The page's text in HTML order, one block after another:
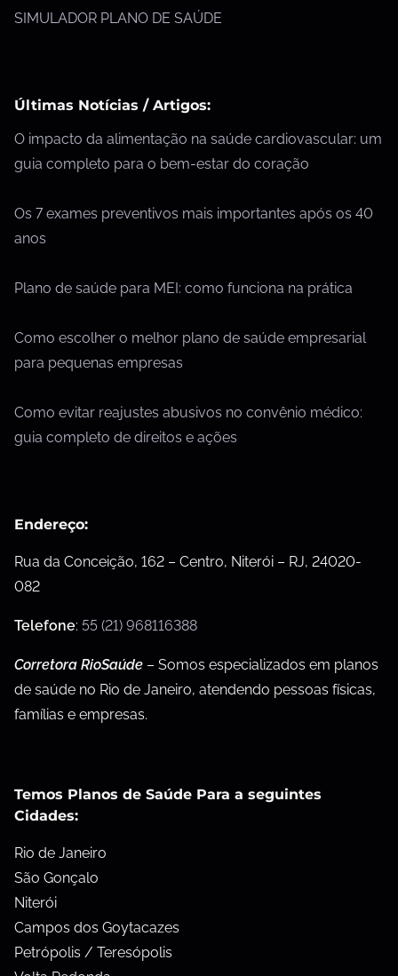
SIMULADOR PLANO DE SAÚDE
Últimas Notícias / Artigos:
O impacto da alimentação na saúde cardiovascular: um
guia completo para o bem-estar do coração
Os 7 exames preventivos mais importantes após os 40
anos
Plano de saúde para MEI: como funciona na prática
Como escolher o melhor plano de saúde empresarial
para pequenas empresas
Como evitar reajustes abusivos no convênio médico:
guia completo de direitos e ações
Endereço:
Rua da Conceição, 162 – Centro, Niterói – RJ, 24020-
082
Telefone: 55 (21) 968116388
Corretora RioSaúde – Somos especializados em planos
de saúde no Rio de Janeiro, atendendo pessoas físicas,
famílias e empresas.
Temos Planos de Saúde Para a seguintes
Cidades:
Rio de Janeiro
São Gonçalo
Niterói
Campos dos Goytacazes
Petrópolis / Teresópolis